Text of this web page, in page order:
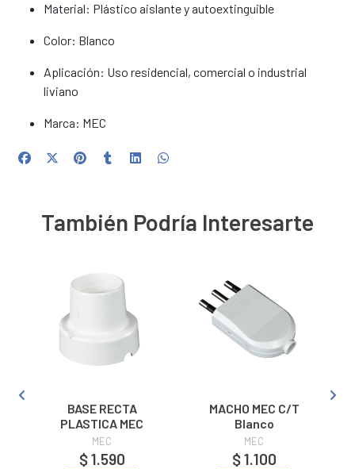
Material: Plástico aislante y autoextinguible
Color: Blanco
Aplicación: Uso residencial, comercial o industrial
liviano
Marca: MEC
También Podría Interesarte
BASE RECTA
PLASTICA MEC
MEC
$ 1.590
MACHO MEC C/T
Blanco
MEC
$ 1.100